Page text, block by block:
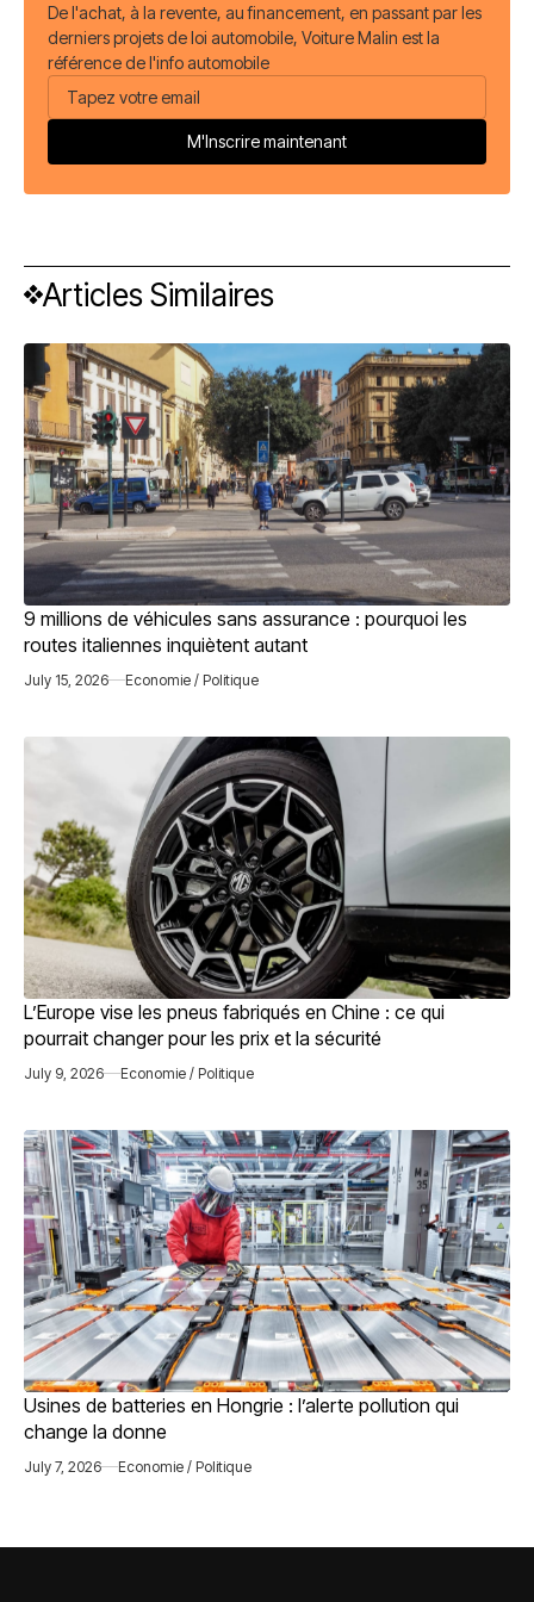
De l'achat, à la revente, au financement, en passant par les
derniers projets de loi automobile, Voiture Malin est la
référence de l'info automobile
Articles Similaires
9 millions de véhicules sans assurance : pourquoi les
routes italiennes inquiètent autant
July 15, 2026 Economie / Politique
L’Europe vise les pneus fabriqués en Chine : ce qui
pourrait changer pour les prix et la sécurité
July 9, 2026 Economie / Politique
Usines de batteries en Hongrie : l’alerte pollution qui
change la donne
July 7, 2026 Economie / Politique